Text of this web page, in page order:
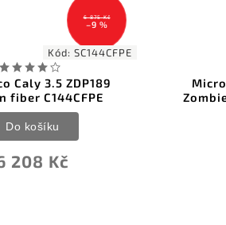
Microtech Hera II Mini OTF
Zombie Aluminum 1702M-10Z